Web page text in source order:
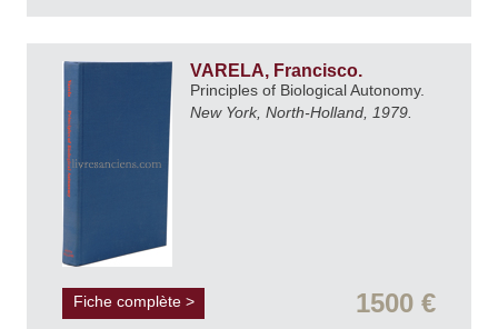
VARELA, Francisco.
Principles of Biological Autonomy.
New York, North-Holland, 1979.
Fiche complète > 1500 €